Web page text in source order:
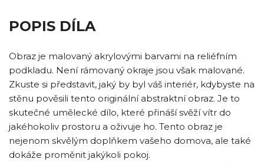
POPIS DÍLA
Obraz je malovaný akrylovými barvami na reliéfním
podkladu. Není rámovaný okraje jsou však malované.
Zkuste si představit, jaký by byl váš interiér, kdybyste na
stěnu pověsili tento originální abstraktní obraz. Je to
skutečné umělecké dílo, které přináší svěží vítr do
jakéhokoliv prostoru a oživuje ho. Tento obraz je
nejenom skvělým doplňkem vašeho domova, ale také
dokáže proměnit jakýkoli pokoj.